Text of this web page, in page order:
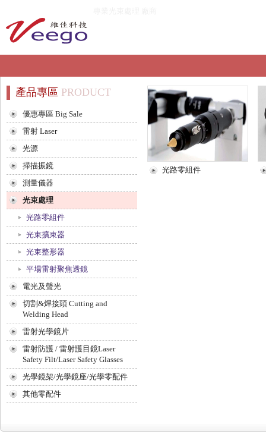
光路零組件
產品專區 PRODUCT
優惠專區 Big Sale
雷射 Laser
光源
掃描振鏡
測量儀器
光束處理
光路零組件
光束擴束器
光束整形器
平場雷射聚焦透鏡
電光及聲光
切割&焊接頭 Cutting and
Welding Head
雷射光學鏡片
雷射防護 / 雷射護目鏡Laser
Safety Filt/Laser Safety Glasses
光學鏡架/光學鏡座/光學零配件
其他零配件